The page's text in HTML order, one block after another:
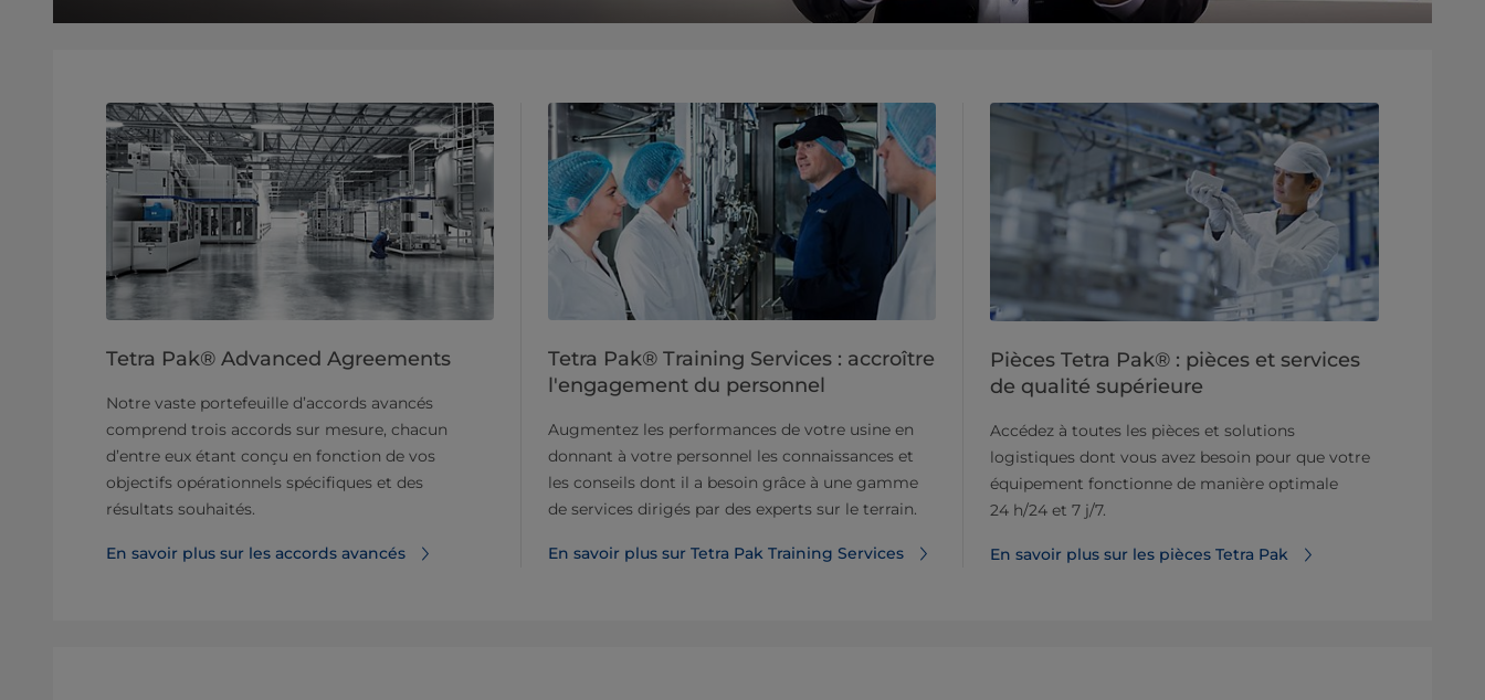
Tetra Pak® Advanced Agreements
Notre vaste portefeuille d’accords avancés
comprend trois accords sur mesure, chacun
d’entre eux étant conçu en fonction de vos
objectifs opérationnels spécifiques et des
résultats souhaités.
En savoir plus sur les accords avancés
Tetra Pak® Training Services : accroître
l'engagement du personnel
Augmentez les performances de votre usine en
donnant à votre personnel les connaissances et
les conseils dont il a besoin grâce à une gamme
de services dirigés par des experts sur le terrain.
En savoir plus sur Tetra Pak Training Services
Pièces Tetra Pak® : pièces et services
de qualité supérieure
Accédez à toutes les pièces et solutions
logistiques dont vous avez besoin pour que votre
équipement fonctionne de manière optimale
24 h/24 et 7 j/7.
En savoir plus sur les pièces Tetra Pak